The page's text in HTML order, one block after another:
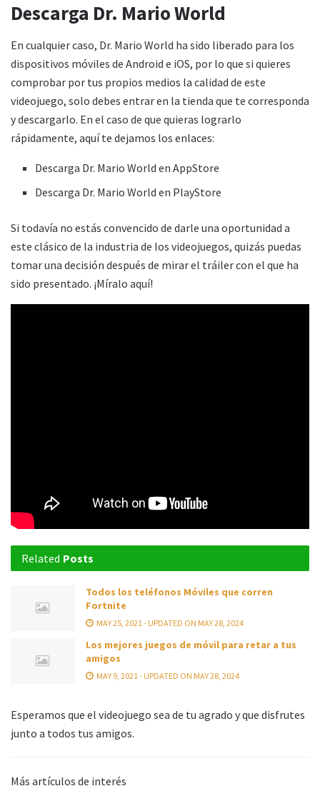
Descarga Dr. Mario World
En cualquier caso, Dr. Mario World ha sido liberado para los
dispositivos móviles de Android e iOS, por lo que si quieres
comprobar por tus propios medios la calidad de este
videojuego, solo debes entrar en la tienda que te corresponda
y descargarlo. En el caso de que quieras lograrlo
rápidamente, aquí te dejamos los enlaces:
Descarga Dr. Mario World en AppStore
Descarga Dr. Mario World en PlayStore
Si todavía no estás convencido de darle una oportunidad a
este clásico de la industria de los videojuegos, quizás puedas
tomar una decisión después de mirar el tráiler con el que ha
sido presentado. ¡Míralo aquí!
Related Posts
Todos los teléfonos Móviles que corren
Fortnite
MAY 25, 2021 - UPDATED ON MAY 28, 2024
Los mejores juegos de móvil para retar a tus
amigos
MAY 9, 2021 - UPDATED ON MAY 28, 2024
Esperamos que el videojuego sea de tu agrado y que disfrutes
junto a todos tus amigos.
Más artículos de interés